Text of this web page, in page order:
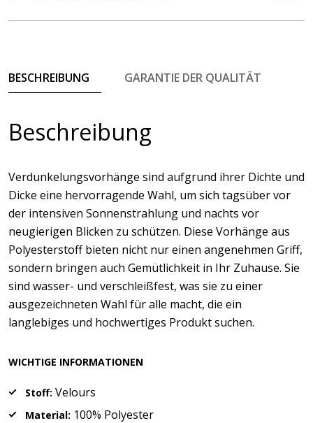
BESCHREIBUNG GARANTIE DER QUALITÄT
Beschreibung
Verdunkelungsvorhänge sind aufgrund ihrer Dichte und
Dicke eine hervorragende Wahl, um sich tagsüber vor
der intensiven Sonnenstrahlung und nachts vor
neugierigen Blicken zu schützen. Diese Vorhänge aus
Polyesterstoff bieten nicht nur einen angenehmen Griff,
sondern bringen auch Gemütlichkeit in Ihr Zuhause. Sie
sind wasser- und verschleißfest, was sie zu einer
ausgezeichneten Wahl für alle macht, die ein
langlebiges und hochwertiges Produkt suchen.
WICHTIGE INFORMATIONEN
Stoff: Velours
Material: 100% Polyester